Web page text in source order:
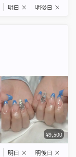
明日 × 明後日 ×
¥9,500
明日 × 明後日 ×